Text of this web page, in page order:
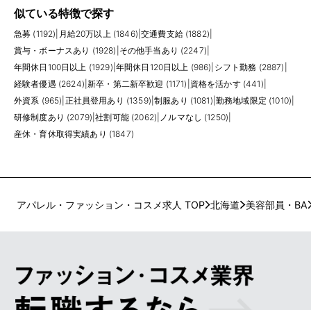
似ている特徴で探す
急募 (1192) 月給20万以上 (1846) |交通費支給 (1882)
賞与・ボーナスあり (1928) その他手当あり (2247)
年間休日100日以上 (1929) 年間休日120日以上 (986) シフト勤務 (2887)
経験者優遇 (2624) |新卒・第二新卒歓迎 (1171) 資格を活かす (441)
外資系 (965) 正社員登用あり (1359) |制服あり (1081) 勤務地域限定 (1010)
研修制度あり (2079) |社割可能 (2062) ノルマなし (1250)
産休・育休取得実績あり (1847)
アパレル・ファッション・コスメ求人 TOP 北海道 美容部員・BA